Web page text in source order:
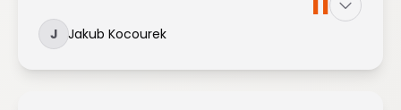
J Jakub Kocourek